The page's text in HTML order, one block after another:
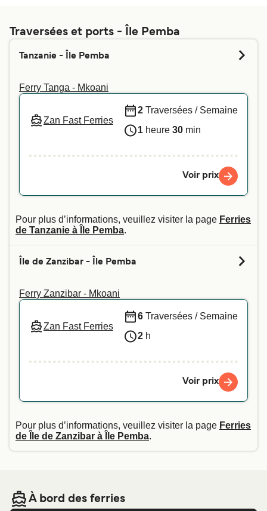
pas. Il vous suffit de saisir vos informations ci-
emmener votre animal de compagnie sur la
- ou si vous voyagez avec un animal d'assistance
- nous vous recommandons de contacter
directement notre service client.
Traversées et ports - Île Pemba
Tanzanie - Île Pemba
Ferry Tanga - Mkoani
Zan Fast Ferries
2 Traversées / Semaine
1 heure 30 min
Voir prix
Pour plus d’informations, veuillez visiter la page Ferries
de Tanzanie à Île Pemba.
Île de Zanzibar - Île Pemba
Ferry Zanzibar - Mkoani
Zan Fast Ferries
6 Traversées / Semaine
2 h
Voir prix
Pour plus d’informations, veuillez visiter la page Ferries
de Île de Zanzibar à Île Pemba.
À bord des ferries